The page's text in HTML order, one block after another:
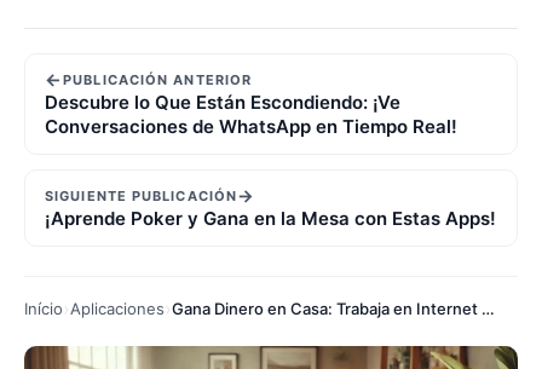
←PUBLICACIÓN ANTERIOR
Descubre lo Que Están Escondiendo: ¡Ve
Conversaciones de WhatsApp en Tiempo Real!
SIGUIENTE PUBLICACIÓN→
¡Aprende Poker y Gana en la Mesa con Estas Apps!
Início Aplicaciones Gana Dinero en Casa: Trabaja en Internet con Apps Gratis